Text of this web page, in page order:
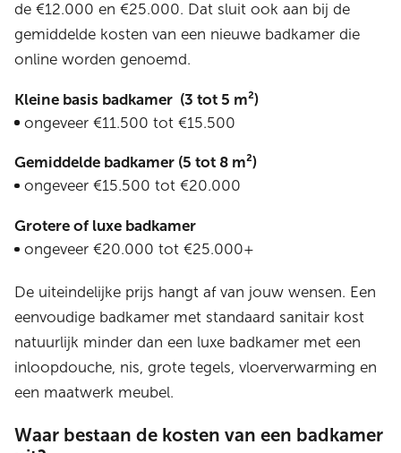
de €12.000 en €25.000. Dat sluit ook aan bij de
gemiddelde kosten van een nieuwe badkamer die
online worden genoemd.
Kleine basis badkamer (3 tot 5 m²)
ongeveer €11.500 tot €15.500
Gemiddelde badkamer (5 tot 8 m²)
ongeveer €15.500 tot €20.000
Grotere of luxe badkamer
ongeveer €20.000 tot €25.000+
De uiteindelijke prijs hangt af van jouw wensen. Een
eenvoudige badkamer met standaard sanitair kost
natuurlijk minder dan een luxe badkamer met een
inloopdouche, nis, grote tegels, vloerverwarming en
een maatwerk meubel.
Waar bestaan de kosten van een badkamer